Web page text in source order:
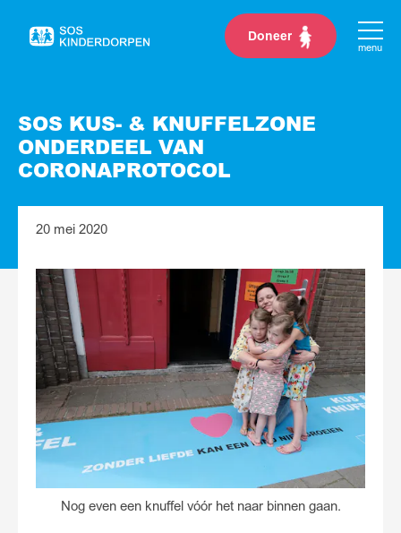
Naar
Doneer
menu
SOS KUS- & KNUFFELZONE
ONDERDEEL VAN
CORONAPROTOCOL
20 mei 2020
Nog even een knuffel vóór het naar binnen gaan.